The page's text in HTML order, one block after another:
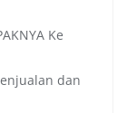
Ke
dan